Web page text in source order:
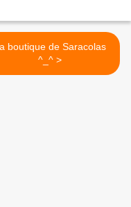
boutique de Saracolas
^_^ >